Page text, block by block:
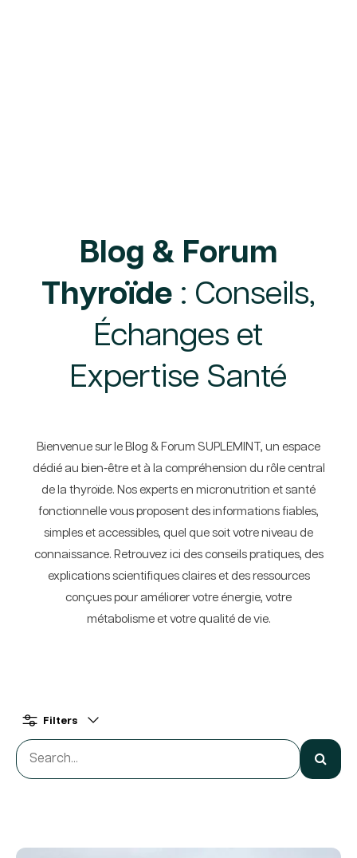
Blog & Forum
Thyroïde : Conseils,
Échanges et
Expertise Santé
Bienvenue sur le Blog & Forum SUPLEMINT, un espace
dédié au bien-être et à la compréhension du rôle central
de la thyroïde. Nos experts en micronutrition et santé
fonctionnelle vous proposent des informations fiables,
simples et accessibles, quel que soit votre niveau de
connaissance. Retrouvez ici des conseils pratiques, des
explications scientifiques claires et des ressources
conçues pour améliorer votre énergie, votre
métabolisme et votre qualité de vie.
Filters